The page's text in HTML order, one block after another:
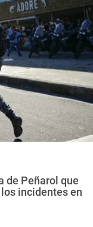
de Peñarol que
incidentes en